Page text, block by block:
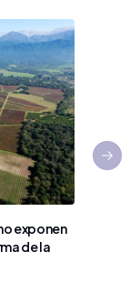
exponen
de la
Next